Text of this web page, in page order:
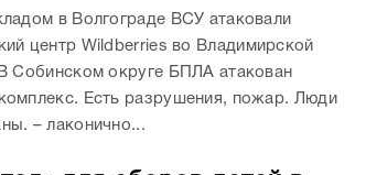
в Волгограде ВСУ атаковали
центр Wildberries во Владимирской
Собинском округе БПЛА атакован
Есть разрушения, пожар. Люди
– лаконично...